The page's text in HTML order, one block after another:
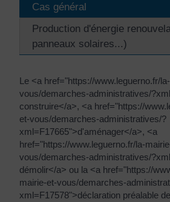
Cas général
Production d'énergie
panneaux solaires...)
Le <a href="https://www.leguerno.fr/
vous/demarches-administratives/
construire</a>, <a href="https://
et-vous/demarches-administratives/?
xml=F17665">d'aménager</a>, <a
href="https://www.leguerno.fr/la-
vous/demarches-administratives/
démolir</a> ou la <a href="https://
mairie-et-vous/demarches-
xml=F17578">déclaration préalable